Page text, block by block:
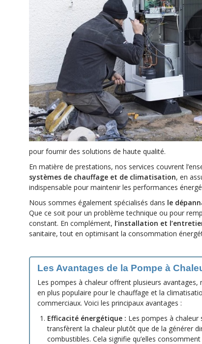
pour fournir des solutions de haute qualité.
En matière de prestations, nos services couvrent
systèmes de chauffage et de climatisation, en
indispensable pour maintenir les performances
Nous sommes également spécialisés dans le
Que ce soit pour un problème technique ou pour
constant. En complément, l’installation et
sanitaire, tout en optimisant la consommation
Les Avantages de la Pompe à
Les pompes à chaleur offrent plusieurs
en plus populaire pour le chauffage et la
commerciaux. Voici les principaux avantages :
Efficacité énergétique : Les pompes à
transfèrent la chaleur plutôt que de la générer
combustibles. Cela signifie qu’elles